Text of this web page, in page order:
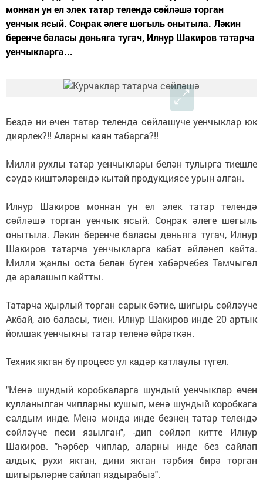
моннан ун ел элек татар телендә сөйләшә торган
уенчык ясый. Соңрак әлеге шөгыль онытыла. Ләкин
беренче баласы дөньяга тугач, Илнур Шакиров татарча
уенчыкларга...
Бездә ни өчен татар телендә сөйләшүче уенчыклар юк
диярлек?!! Аларны каян табарга?!!
Милли рухлы татар уенчыклары белән тулырга тиешле
сәүдә киштәләрендә кытай продукциясе урын алган.
Илнур Шакиров моннан ун ел элек татар телендә
сөйләшә торган уенчык ясый. Соңрак әлеге шөгыль
онытыла. Ләкин беренче баласы дөньяга тугач, Илнур
Шакиров татарча уенчыкларга кабат әйләнеп кайта.
Милли җанлы оста белән бүген хәбәрчебез Тамчыгөл
дә аралашып кайтты.
Татарча җырлый торган сарык бәтие, шигырь сөйләүче
Акбай, аю баласы, тиен. Илнур Шакиров инде 20 артык
йомшак уенчыкны татар теленә өйрәткән.
Техник яктан бу процесс ул кадәр катлаулы түгел.
"Менә шундый коробкаларга шундый уенчыклар өчен
кулланылган чипларны кушып, менә шундый коробкага
салдым инде. Менә монда инде безнең татар телендә
сөйләүче песи язылган", -дип сөйләп китте Илнур
Шакиров. "һәрбер чиплар, аларны инде без сайлап
алдык, рухи яктан, дини яктан тәрбия бирә торган
шигырьләрне сайлап яздырабыз".